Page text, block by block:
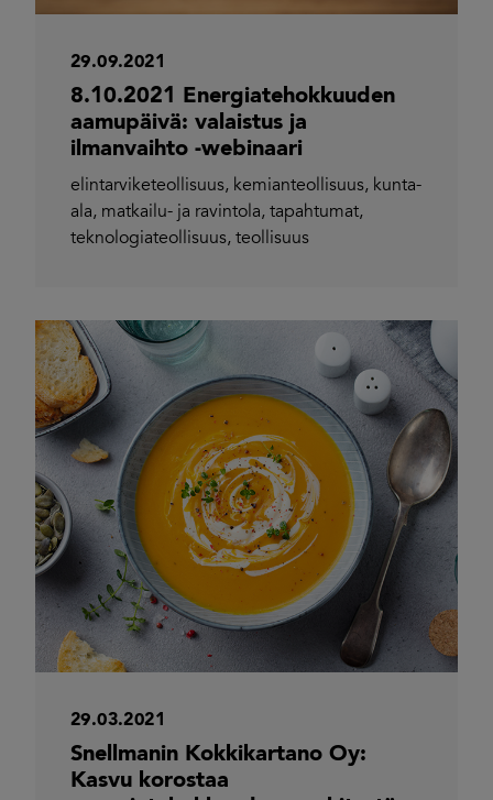
29.09.2021
8.10.2021 Energiatehokkuuden
aamupäivä: valaistus ja
ilmanvaihto -webinaari
elintarviketeollisuus, kemianteollisuus, kunta-
ala, matkailu- ja ravintola, tapahtumat,
teknologiateollisuus, teollisuus
29.03.2021
Snellmanin Kokkikartano Oy:
Kasvu korostaa